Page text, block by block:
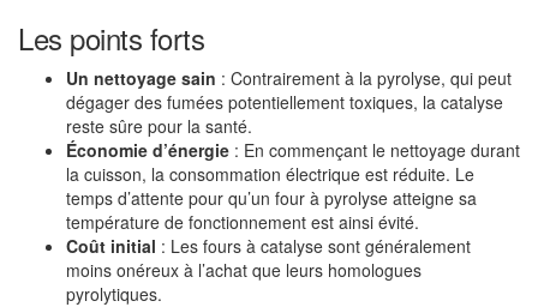
Les points forts
Un nettoyage sain : Contrairement à la pyrolyse, qui peut
dégager des fumées potentiellement toxiques, la catalyse
reste sûre pour la santé.
Économie d’énergie : En commençant le nettoyage durant
la cuisson, la consommation électrique est réduite. Le
temps d’attente pour qu’un four à pyrolyse atteigne sa
température de fonctionnement est ainsi évité.
Coût initial : Les fours à catalyse sont généralement
moins onéreux à l’achat que leurs homologues
pyrolytiques.